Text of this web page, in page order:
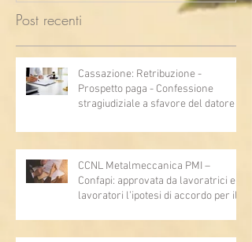
Post recenti
Cassazione: Retribuzione -
Prospetto paga - Confessione
stragiudiziale a sfavore del datore di
articoli 1362, 2697, 2730, 2732, 2734
e 2735)
CCNL Metalmeccanica PMI –
Confapi: approvata da lavoratrici e
lavoratori l’ipotesi di accordo per il